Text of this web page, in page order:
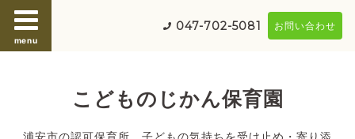
menu
047-702-5081 お問い合わせ
こどものじかん保育園
浦安市の認可保育所。子どもの気持ちを受け止め・寄り添